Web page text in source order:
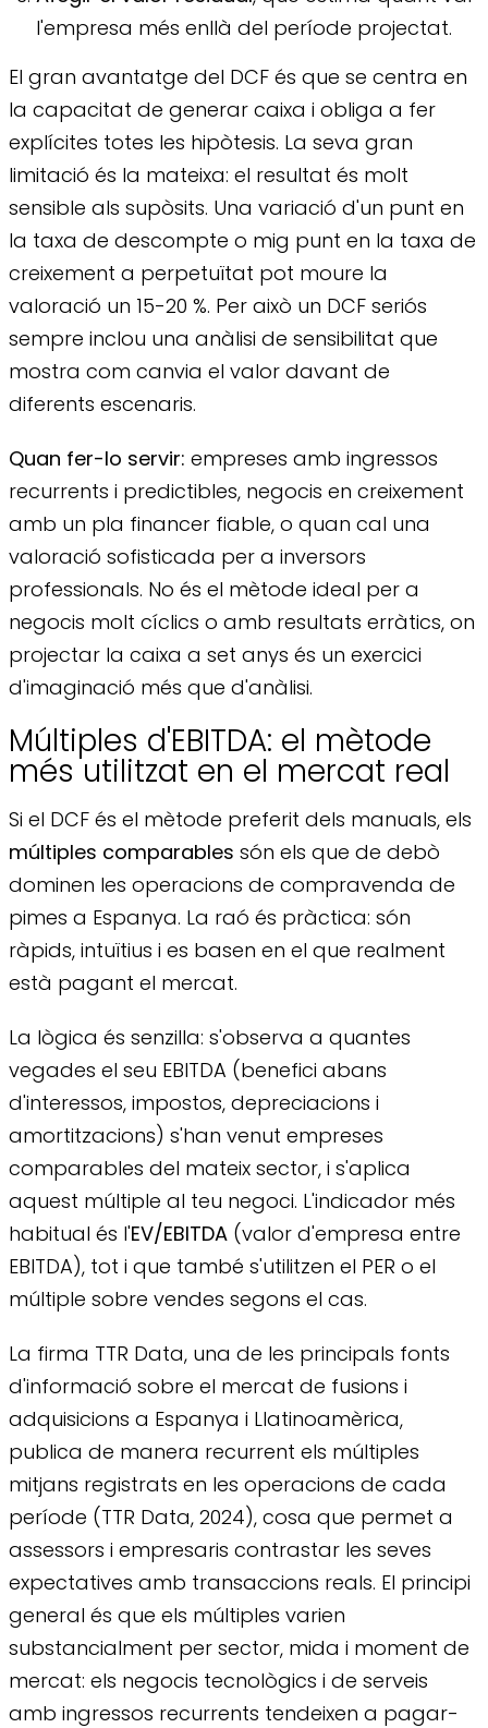
l'empresa més enllà del període projectat.
El gran avantatge del DCF és que se centra en
la capacitat de generar caixa i obliga a fer
explícites totes les hipòtesis. La seva gran
limitació és la mateixa: el resultat és molt
sensible als supòsits. Una variació d'un punt en
la taxa de descompte o mig punt en la taxa de
creixement a perpetuïtat pot moure la
valoració un 15-20 %. Per això un DCF seriós
sempre inclou una anàlisi de sensibilitat que
mostra com canvia el valor davant de
diferents escenaris.
Quan fer-lo servir: empreses amb ingressos
recurrents i predictibles, negocis en creixement
amb un pla financer fiable, o quan cal una
valoració sofisticada per a inversors
professionals. No és el mètode ideal per a
negocis molt cíclics o amb resultats erràtics, on
projectar la caixa a set anys és un exercici
d'imaginació més que d'anàlisi.
Múltiples d'EBITDA: el mètode
més utilitzat en el mercat real
Si el DCF és el mètode preferit dels manuals, els
múltiples comparables són els que de debò
dominen les operacions de compravenda de
pimes a Espanya. La raó és pràctica: són
ràpids, intuïtius i es basen en el que realment
està pagant el mercat.
La lògica és senzilla: s'observa a quantes
vegades el seu EBITDA (benefici abans
d'interessos, impostos, depreciacions i
amortitzacions) s'han venut empreses
comparables del mateix sector, i s'aplica
aquest múltiple al teu negoci. L'indicador més
habitual és l'EV/EBITDA (valor d'empresa entre
EBITDA), tot i que també s'utilitzen el PER o el
múltiple sobre vendes segons el cas.
La firma TTR Data, una de les principals fonts
d'informació sobre el mercat de fusions i
adquisicions a Espanya i Llatinoamèrica,
publica de manera recurrent els múltiples
mitjans registrats en les operacions de cada
període (TTR Data, 2024), cosa que permet a
assessors i empresaris contrastar les seves
expectatives amb transaccions reals. El principi
general és que els múltiples varien
substancialment per sector, mida i moment de
mercat: els negocis tecnològics i de serveis
amb ingressos recurrents tendeixen a pagar-